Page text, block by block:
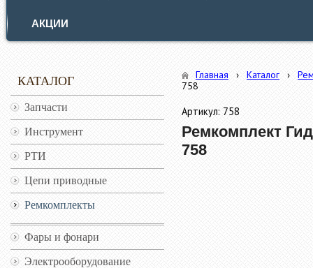
АКЦИИ
КАТАЛОГ
Запчасти
Инструмент
РТИ
Цепи приводные
Ремкомплекты
Фары и фонари
Электрооборудование
Главная › Каталог ›
758
Артикул: 758
Ремкомплект
758